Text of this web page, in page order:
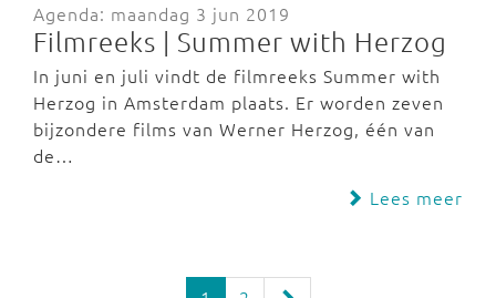
Agenda: maandag 3 jun 2019
Filmreeks | Summer with Herzog
In juni en juli vindt de filmreeks Summer with
Herzog in Amsterdam plaats. Er worden zeven
bijzondere films van Werner Herzog, één van
de…
Lees meer